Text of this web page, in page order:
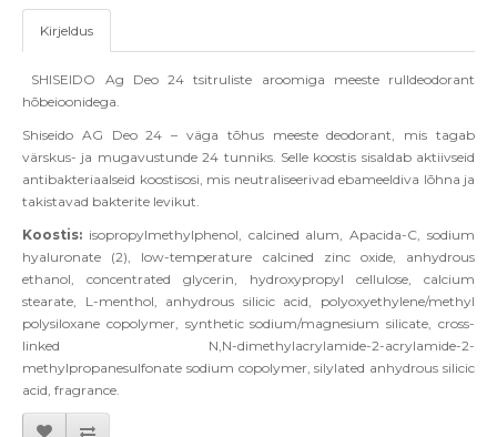
Kirjeldus
SHISEIDO Ag Deo24 tsitruliste aroomiga meeste rulldeodorant
hõbeioonidega.
Shiseido AG Deo24 – väga tõhus meeste deodorant, mis tagab
värskus- ja mugavustunde 24 tunniks. Selle koostis sisaldab aktiivseid
antibakteriaalseid koostisosi, mis neutraliseerivad ebameeldiva lõhna ja
takistavad bakterite levikut.
Koostis: isopropylmethylphenol, calcined alum, Apacida-C, sodium
hyaluronate (2), low-temperature calcined zinc oxide, anhydrous
ethanol, concentrated glycerin, hydroxypropyl cellulose, calcium
stearate, L-menthol, anhydrous silicic acid, polyoxyethylene/methyl
polysiloxane copolymer, synthetic sodium/magnesium silicate, cross-
linked N,N-dimethylacrylamide-2-acrylamide-2-
methylpropanesulfonate sodium copolymer, silylated anhydrous silicic
acid, fragrance.